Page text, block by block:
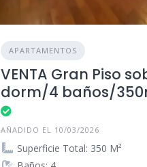
APARTAMENTOS
VENTA Gran Piso
dorm/4 baños/
AÑADIDO EL 10/03/2026
Superficie Total: 350 M²